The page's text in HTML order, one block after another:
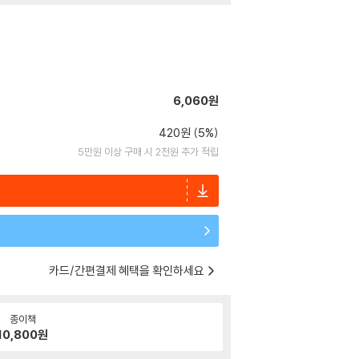
6,060원
420원 (5%)
5만원 이상 구매 시 2천원 추가 적립
카드/간편결제 혜택을 확인하세요
종이책
원